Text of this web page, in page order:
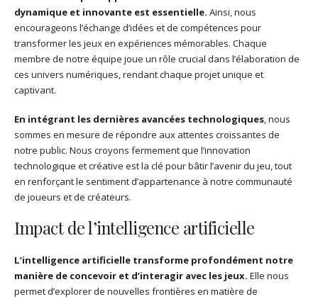
dynamique et innovante est essentielle. Ainsi, nous
encourageons l’échange d’idées et de compétences pour
transformer les jeux en expériences mémorables. Chaque
membre de notre équipe joue un rôle crucial dans l’élaboration de
ces univers numériques, rendant chaque projet unique et
captivant.
En intégrant les dernières avancées technologiques, nous
sommes en mesure de répondre aux attentes croissantes de
notre public. Nous croyons fermement que l’innovation
technologique et créative est la clé pour bâtir l’avenir du jeu, tout
en renforçant le sentiment d’appartenance à notre communauté
de joueurs et de créateurs.
Impact de l’intelligence artificielle
L’intelligence artificielle transforme profondément notre
manière de concevoir et d’interagir avec les jeux. Elle nous
permet d’explorer de nouvelles frontières en matière de